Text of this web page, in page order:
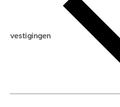
verkoopadvies
hypotheekadvies
hypotheek berekenen
maximale hypotheek
hypotheek bespaarcheck
gratis zoekprofiel aanmaken
open woningwaarde dag
vestigingen